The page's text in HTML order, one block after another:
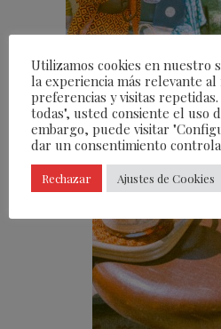
Utilizamos cookies en nuestro
la experiencia más relevante
preferencias y visitas
todas", usted consiente el uso
embargo, puede visitar
dar un consentimiento
Rechazar Ajustes de Cookies